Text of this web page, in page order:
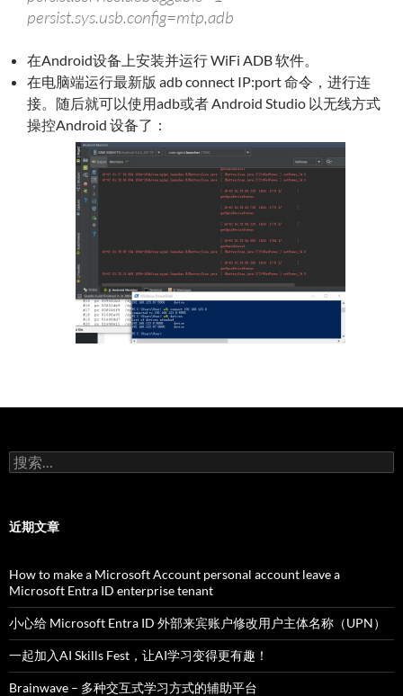
persist.sys.usb.config=mtp,adb
在Android设备上安装并运行 WiFi ADB 软件。
在电脑端运行最新版 adb connect IP:port 命令，进行连
接。随后就可以使用adb或者 Android Studio 以无线方式
操控Android 设备了：
搜
索：
近期文章
How to make a Microsoft Account personal account leave a
Microsoft Entra ID enterprise tenant
小心给 Microsoft Entra ID 外部来宾账户修改用户主体名称（UPN）
一起加入AI Skills Fest，让AI学习变得更有趣！
Brainwave – 多种交互式学习方式的辅助平台